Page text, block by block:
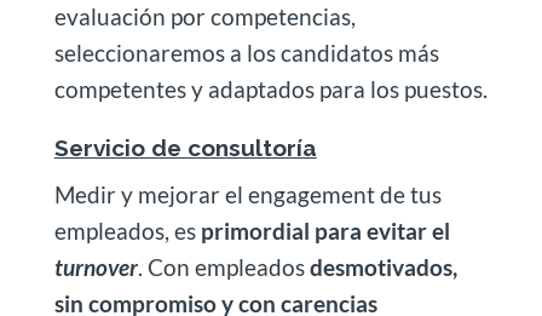
evaluación por competencias,
seleccionaremos a los candidatos más
competentes y adaptados para los puestos.
Servicio de consultoría
Medir y mejorar el engagement de tus
empleados, es primordial para evitar el
turnover. Con empleadosdesmotivados,
sin compromiso y con carencias